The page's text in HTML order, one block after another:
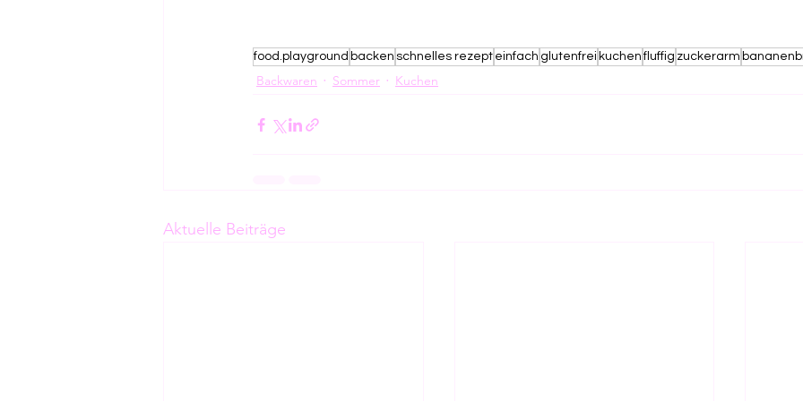
food.playground backen schnelles rezept einfach glutenfrei kuchen fluffig zuckerarm
Backwaren Sommer Kuchen
Aktuelle Beiträge